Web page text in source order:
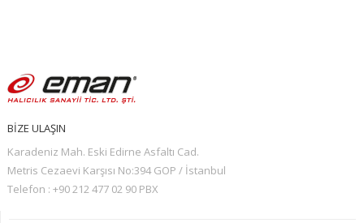
BİZE ULAŞIN
Karadeniz Mah. Eski Edirne Asfaltı Cad.
Metris Cezaevi Karşısı No:394 GOP / İstanbul
Telefon : +90 212 477 02 90 PBX